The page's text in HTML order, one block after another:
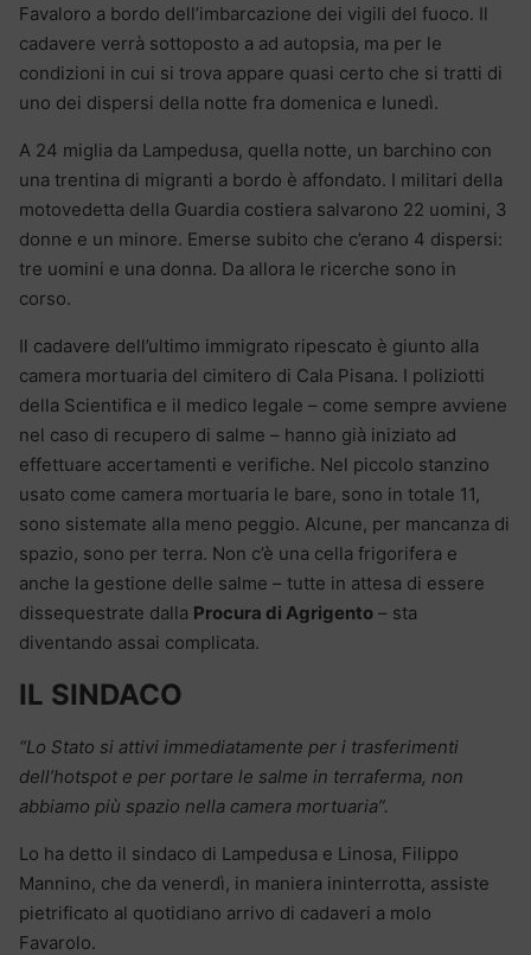
Favaloro a bordo dell’imbarcazione dei vigili del fuoco. Il
cadavere verrà sottoposto a ad autopsia, ma per le
condizioni in cui si trova appare quasi certo che si tratti di
uno dei dispersi della notte fra domenica e lunedì.
A 24 miglia da Lampedusa, quella notte, un barchino con
una trentina di migranti a bordo è affondato. I militari della
motovedetta della Guardia costiera salvarono 22 uomini, 3
donne e un minore. Emerse subito che c’erano 4 dispersi:
tre uomini e una donna. Da allora le ricerche sono in
corso.
Il cadavere dell’ultimo immigrato ripescato è giunto alla
camera mortuaria del cimitero di Cala Pisana. I poliziotti
della Scientifica e il medico legale – come sempre avviene
nel caso di recupero di salme – hanno già iniziato ad
effettuare accertamenti e verifiche. Nel piccolo stanzino
usato come camera mortuaria le bare, sono in totale 11,
sono sistemate alla meno peggio. Alcune, per mancanza di
spazio, sono per terra. Non c’è una cella frigorifera e
anche la gestione delle salme – tutte in attesa di essere
dissequestrate dalla Procura di Agrigento – sta
diventando assai complicata.
IL SINDACO
“Lo Stato si attivi immediatamente per i trasferimenti
dell’hotspot e per portare le salme in terraferma, non
abbiamo più spazio nella camera mortuaria”.
Lo ha detto il sindaco di Lampedusa e Linosa, Filippo
Mannino, che da venerdì, in maniera ininterrotta, assiste
pietrificato al quotidiano arrivo di cadaveri a molo
Favarolo.